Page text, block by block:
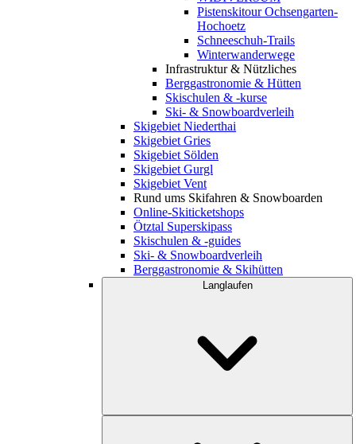
Pistenskitour Ochsengarten-
Hochoetz
Schneeschuh-Trails
Winterwanderwege
Infrastruktur & Nützliches
Berggastronomie & Hütten
Skischulen & -kurse
Ski- & Snowboardverleih
Skigebiet Niederthai
Skigebiet Gries
Skigebiet Sölden
Skigebiet Gurgl
Skigebiet Vent
Rund ums Skifahren & Snowboarden
Online-Skiticketshops
Ötztal Superskipass
Skischulen & -guides
Ski- & Snowboardverleih
Berggastronomie & Skihütten
Langlaufen